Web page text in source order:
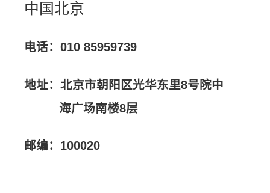
中国北京
电话：010 85959739
地址：北京市朝阳区光华东里8号院中
海广场南楼8层
邮编：100020